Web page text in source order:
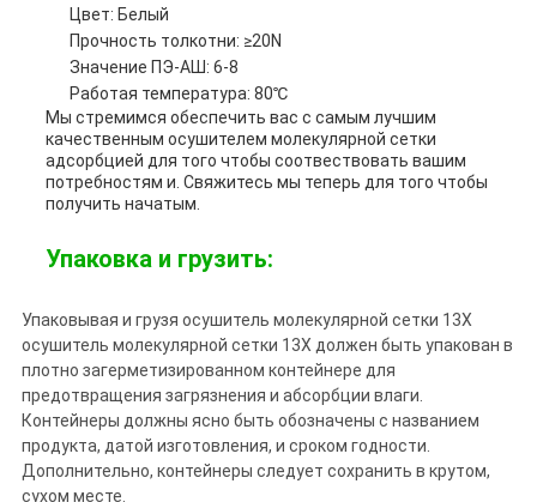
Цвет: Белый
Прочность толкотни: ≥20N
Значение ПЭ-АШ: 6-8
Работая температура: 80℃
Мы стремимся обеспечить вас с самым лучшим
качественным осушителем молекулярной сетки
адсорбцией для того чтобы соотвествовать вашим
потребностям и. Свяжитесь мы теперь для того чтобы
получить начатым.
Упаковка и грузить:
Упаковывая и грузя осушитель молекулярной сетки 13X
осушитель молекулярной сетки 13X должен быть упакован в
плотно загерметизированном контейнере для
предотвращения загрязнения и абсорбции влаги.
Контейнеры должны ясно быть обозначены с названием
продукта, датой изготовления, и сроком годности.
Дополнительно, контейнеры следует сохранить в крутом,
сухом месте.